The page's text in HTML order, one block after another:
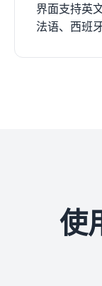
界面支持英
法语、西班
使